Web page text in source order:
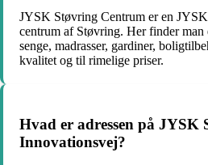
JYSK Støvring Centrum er en
centrum af Støvring. Her finder man
senge, madrasser, gardiner,
kvalitet og til rimelige priser.
Hvad er adressen på JYSK
Innovationsvej?